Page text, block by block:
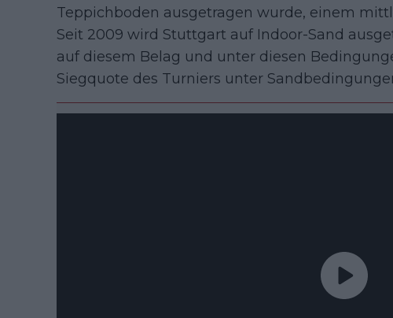
Teppichboden ausgetragen wurde, einem
Seit 2009 wird Stuttgart auf Indoor-Sand
auf diesem Belag und unter diesen
Siegquote des Turniers unter